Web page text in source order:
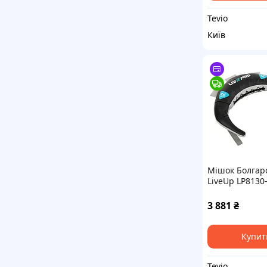
Tevio
Київ
Мішок
LiveUp
для кросфіту
тренування
3 881 ₴